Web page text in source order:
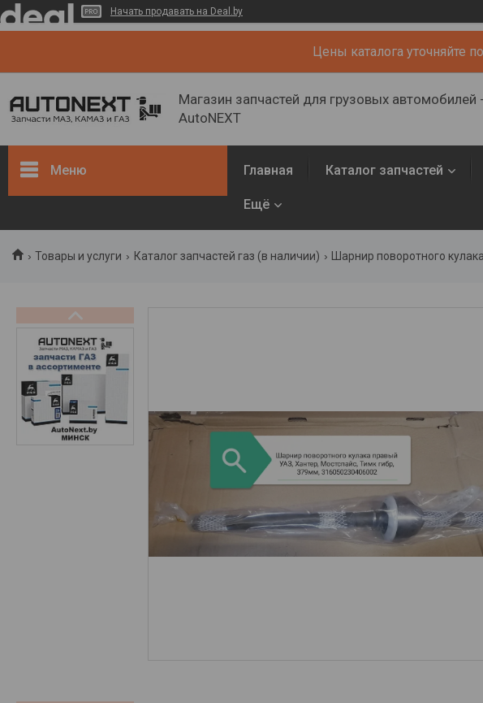
Начать продавать на Deal.by
Цены каталога уточняйте
Магазин запчастей для грузовых автомобилей -
AutoNEXT
Меню
Двигатель и его системы
Запчасти ГАЗ (NEW)
О нас
Отзывы
Новости
Главная Каталог запчастей
Ещё
Товары и услуги Каталог запчастей газ (в наличии) Шарнир поворотного